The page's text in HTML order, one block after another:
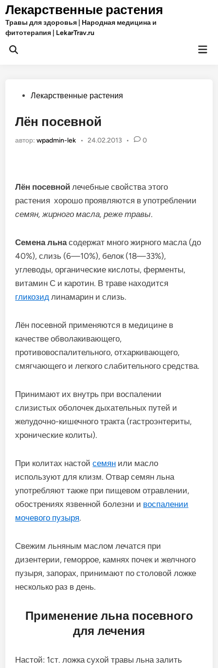
Перейти
содержимому
Лекарственные растения
Травы для здоровья | Народная медицина и
фитотерапия | LekarTrav.ru
Открыть
Опубликовано
Лекарственные растения
Лён посевной
автор:wpadmin-lek • 24.02.2013 • 0
Лён посевнойлечебные свойства этого
растения хорошо проявляются в употреблении
семян, жирного масла, реже травы.
Семена льнасодержат много жирного масла (до
40%), слизь (6—10%), белок (18—33%),
углеводы, органические кис­лоты, ферменты,
витамин С и каротин. В траве находится
гликозид линамарин и слизь.
Лён посевной применяются в медицине в
качестве обволакивающего,
противовоспалительного, отхаркивающего,
смягчающего и легкого слабительного средства.
Принимают их внутрь при воспалении
слизистых оболочек дыхательных путей и
желудочно-кишечного тракта (гастроэнтериты,
хронические колиты).
При колитах настойсемян или масло
используют для клизм. Отвар семян льна
употребляют также при пищевом отравлении,
обострениях язвенной болезни и воспалении
мочевого пузыря.
Свежим льняным маслом лечатся при
дизентерии, геморрое, камнях почек и желчного
пузыря, запорах, принимают по столовой ложке
несколько раз в день.
Применение льна посевного
для лечения
Настой: 1ст. ложка сухой травы льна залить